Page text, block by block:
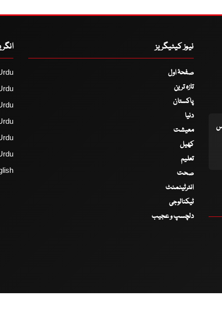
نیوز کیٹیگریز
صفحۂ اول
تازہ ترین
پاکستان
دنیا
معیشت
کھیل
تعلیم
صحت
انٹرٹینمنٹ
ٹیکنالوجی
دلچسپ و عجیب